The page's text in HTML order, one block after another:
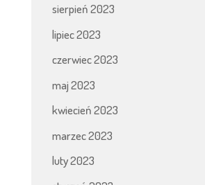
sierpień 2023
lipiec 2023
czerwiec 2023
maj 2023
kwiecień 2023
marzec 2023
luty 2023